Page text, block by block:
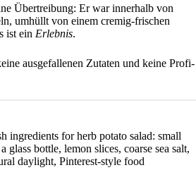
Übertreibung: Er war innerhalb von
umhüllt von einem cremig-frischen
ist ein Erlebnis.
ausgefallenen Zutaten und keine Profi-
ingredients for herb potato salad: small
bottle, lemon slices, coarse sea salt,
daylight, Pinterest-style food